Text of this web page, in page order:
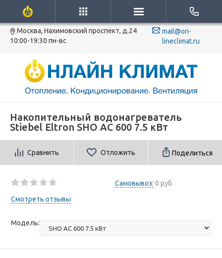
Москва, Нахимовский проспект, д.24
10:00-19:30 пн-вс
mail@on-
lineclimat.ru
Накопительный водонагреватель
Stiebel Eltron SHO AC 600 7.5 кВт
Сравнить Отложить Поделиться
Самовывоз: 0 руб.
Смотреть отзывы
Модель: